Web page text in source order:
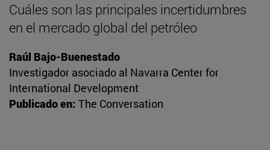
Cuáles son las principales incertidumbres
en el mercado global del petróleo
Raúl Bajo-Buenestado
Investigador asociado al Navarra Center for
International Development
Publicado en: The Conversation